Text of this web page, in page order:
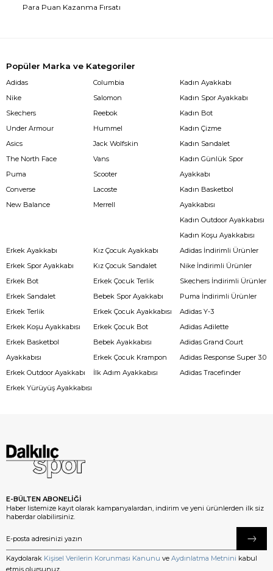
Para Puan Kazanma Fırsatı
Popüler Marka ve Kategoriler
Adidas
Nike
Skechers
Under Armour
Asics
The North Face
Puma
Converse
New Balance
Columbia
Salomon
Reebok
Hummel
Jack Wolfskin
Vans
Scooter
Lacoste
Merrell
Kadın Ayakkabı
Kadın Spor Ayakkabı
Kadın Bot
Kadın Çizme
Kadın Sandalet
Kadın Günlük Spor
Ayakkabı
Kadın Basketbol
Ayakkabısı
Kadın Outdoor Ayakkabısı
Kadın Koşu Ayakkabısı
Erkek Ayakkabı
Erkek Spor Ayakkabı
Erkek Bot
Erkek Sandalet
Erkek Terlik
Erkek Koşu Ayakkabısı
Erkek Basketbol
Ayakkabısı
Erkek Outdoor Ayakkabı
Erkek Yürüyüş Ayakkabısı
Kız Çocuk Ayakkabı
Kız Çocuk Sandalet
Erkek Çocuk Terlik
Bebek Spor Ayakkabı
Erkek Çocuk Ayakkabısı
Erkek Çocuk Bot
Bebek Ayakkabısı
Erkek Çocuk Krampon
İlk Adım Ayakkabısı
Adidas İndirimli Ürünler
Nike İndirimli Ürünler
Skechers İndirimli Ürünler
Puma İndirimli Ürünler
Adidas Y-3
Adidas Adilette
Adidas Grand Court
Adidas Response Super 3.0
Adidas Tracefinder
E-BÜLTEN ABONELİĞİ
Haber listemize kayıt olarak kampanyalardan, indirim ve yeni ürünlerden ilk siz
haberdar olabilirsiniz.
Kaydolarak Kişisel Verilerin Korunması Kanunu ve Aydınlatma Metnini kabul
etmiş olursunuz.